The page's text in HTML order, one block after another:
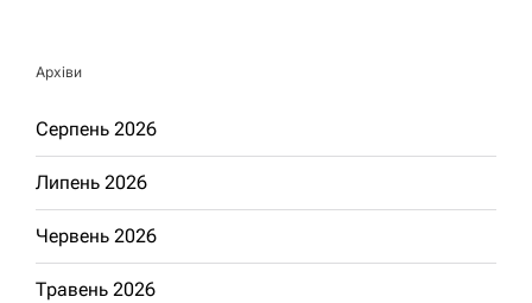
Архіви
Серпень 2026
Липень 2026
Червень 2026
Травень 2026